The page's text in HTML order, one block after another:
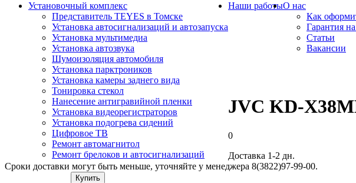
Установочный комплекс
Представитель TEYES в Томске
Установка автосигнализаций и автозапуска
Установка мультимедиа
Установка автозвука
Шумоизоляция автомобиля
Установка парктроников
Установка камеры заднего вида
Тонировка стекол
Нанесение антигравийной пленки
Установка видеорегистраторов
Установка подогрева сидений
Цифровое ТВ
Ремонт автомагнитол
Ремонт брелоков и автосигнализаций
Наши работыО нас
Как
Гарантия
Статьи
Вакансии
JVC KD-
0
Доставка 1-2 дн.
Сроки доставки могут быть меньше, уточняйте у менеджера 8(3822)97-99-00.
Купить